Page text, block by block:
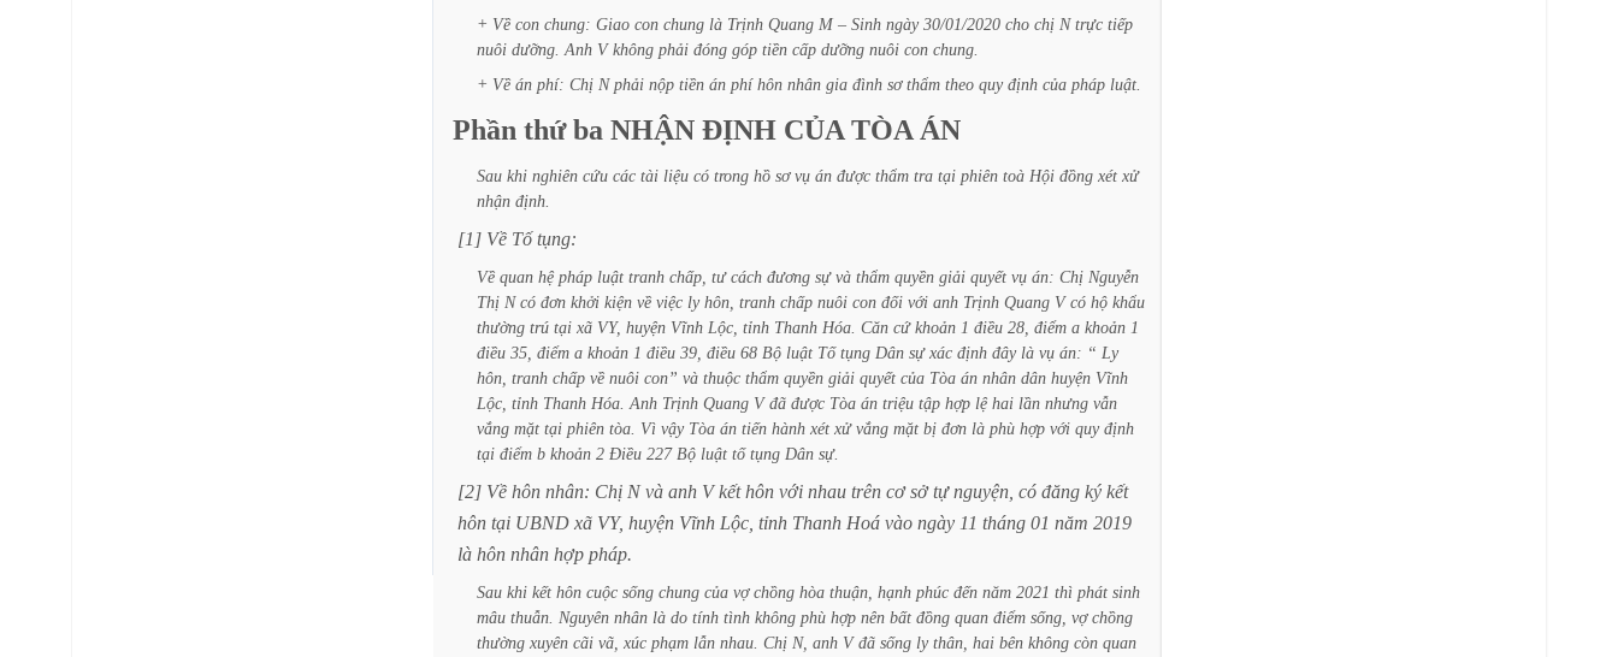
+ Về con chung: Giao con chung là Trịnh Quang M – Sinh ngày 30/01/2020 cho chị N trực tiếp
nuôi dưỡng. Anh V không phải đóng góp tiền cấp dưỡng nuôi con chung.
+ Về án phí: Chị N phải nộp tiền án phí hôn nhân gia đình sơ thẩm theo quy định của pháp luật.
Phần thứ ba NHẬN ĐỊNH CỦA TÒA ÁN
Sau khi nghiên cứu các tài liệu có trong hồ sơ vụ án được thẩm tra tại phiên toà Hội đồng xét xử
nhận định.
[1] Về Tố tụng:
Về quan hệ pháp luật tranh chấp, tư cách đương sự và thẩm quyền giải quyết vụ án: Chị Nguyễn
Thị N có đơn khởi kiện về việc ly hôn, tranh chấp nuôi con đối với anh Trịnh Quang V có hộ khẩu
thường trú tại xã VY, huyện Vĩnh Lộc, tỉnh Thanh Hóa. Căn cứ khoản 1 điều 28, điểm a khoản 1
điều 35, điểm a khoản 1 điều 39, điều 68 Bộ luật Tố tụng Dân sự xác định đây là vụ án: “ Ly
hôn, tranh chấp về nuôi con” và thuộc thẩm quyền giải quyết của Tòa án nhân dân huyện Vĩnh
Lộc, tỉnh Thanh Hóa. Anh Trịnh Quang V đã được Tòa án triệu tập hợp lệ hai lần nhưng vẫn
vắng mặt tại phiên tòa. Vì vậy Tòa án tiến hành xét xử vắng mặt bị đơn là phù hợp với quy định
tại điểm b khoản 2 Điều 227 Bộ luật tố tụng Dân sự.
[2] Về hôn nhân: Chị N và anh V kết hôn với nhau trên cơ sở tự nguyện, có đăng ký kết
hôn tại UBND xã VY, huyện Vĩnh Lộc, tỉnh Thanh Hoá vào ngày 11 tháng 01 năm 2019
là hôn nhân hợp pháp.
Sau khi kết hôn cuộc sống chung của vợ chồng hòa thuận, hạnh phúc đến năm 2021 thì phát sinh
mâu thuẫn. Nguyên nhân là do tính tình không phù hợp nên bất đồng quan điểm sống, vợ chồng
thường xuyên cãi vã, xúc phạm lẫn nhau. Chị N, anh V đã sống ly thân, hai bên không còn quan